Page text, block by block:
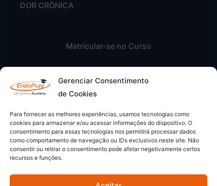
Gerenciar Consentimento
de Cookies
Para fornecer as melhores experiências, usamos tecnologias como
cookies para armazenar e/ou acessar informações do dispositivo. O
consentimento para essas tecnologias nos permitirá processar dados
como comportamento de navegação ou IDs exclusivos neste site. Não
consentir ou retirar o consentimento pode afetar negativamente certos
recursos e funções.
DOR CRÔNICA
Matricular-se no Curso